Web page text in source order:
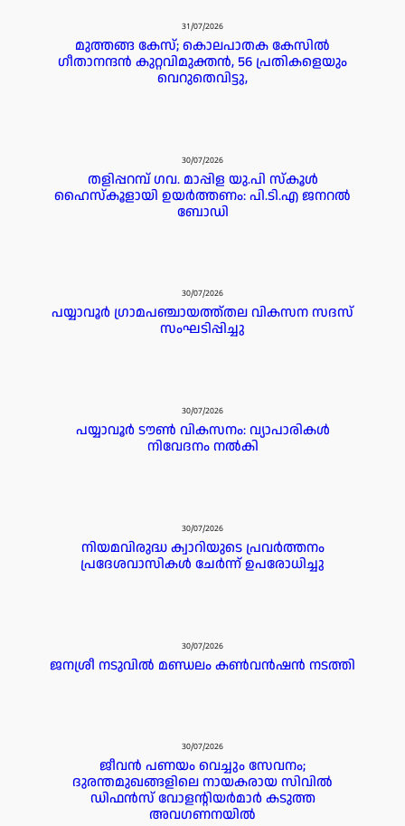
31/07/2026
മുത്തങ്ങ കേസ്; കൊലപാതക കേസില്‍
ഗീതാനന്ദൻ കുറ്റവിമുക്തന്‍, 56 പ്രതികളെയും
വെറുതെവിട്ടു,
30/07/2026
തളിപ്പറമ്പ് ഗവ. മാപ്പിള യു.പി സ്കൂൾ
ഹൈസ്കൂളായി ഉയർത്തണം: പി.ടി.എ ജനറൽ
ബോഡി
30/07/2026
പയ്യാവൂർ ഗ്രാമപഞ്ചായത്ത്തല വികസന സദസ്
സംഘടിപ്പിച്ചു
30/07/2026
പയ്യാവൂർ ടൗൺ വികസനം: വ്യാപാരികൾ
നിവേദനം നൽകി
30/07/2026
നിയമവിരുദ്ധ ക്വാറിയുടെ പ്രവർത്തനം
പ്രദേശവാസികൾ ചേർന്ന് ഉപരോധിച്ചു
30/07/2026
ജനശ്രീ നടുവിൽ മണ്ഡലം കൺവൻഷൻ നടത്തി
30/07/2026
ജീവൻ പണയം വെച്ചും സേവനം;
ദുരന്തമുഖങ്ങളിലെ നായകരായ സിവിൽ
ഡിഫൻസ് വോളന്റിയർമാർ കടുത്ത
അവഗണനയിൽ